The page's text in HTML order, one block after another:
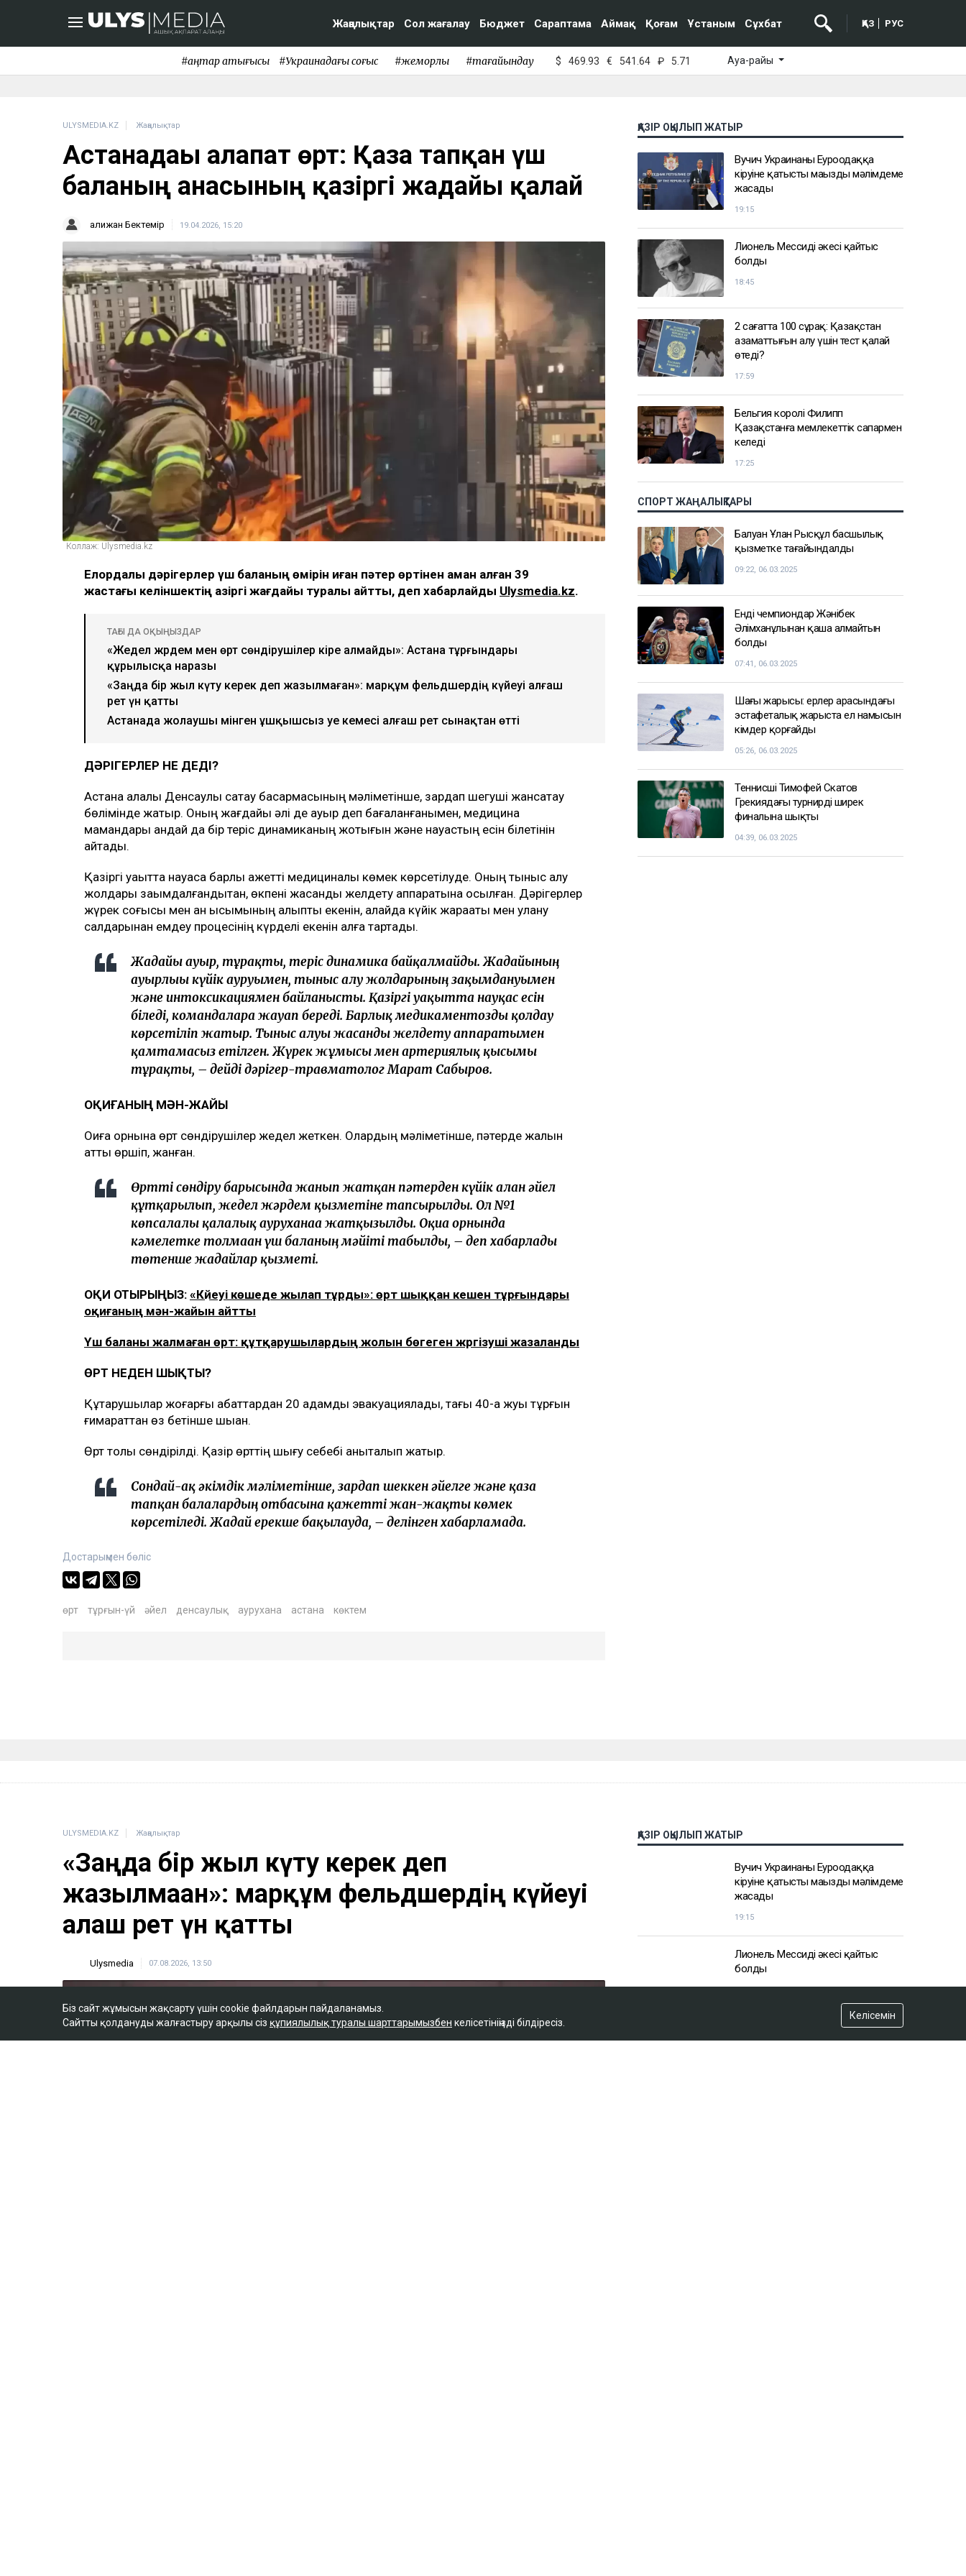
Жаңалықтар Сол жағалау Бюджет Сараптама Аймақ Қоғам Ұстаным Сұхбат ҚАЗ РУС
#қаңтар қақтығысы #Украинадағы соғыс #жемқорлық #тағайындау $ 469.93 € 541.64 ₽ 5.71 Ауа-райы
ULYSMEDIA.KZ Жаңалықтар
Астанадағы алапат өрт: Қаза тапқан үш
баланың анасының қазіргі жағдайы қалай
Қалижан Бектемір 19.04.2026, 15:20
Коллаж: Ulysmedia.kz
Елордалық дәрігерлер үш баланың өмірін қиған пәтер өртінен аман қалған 39
жастағы келіншектің қазіргі жағдайы туралы айтты, деп хабарлайды Ulysmedia.kz.
ТАҒЫ ДА ОҚЫҢЫЗДАР
«Жедел жәрдем мен өрт сөндірушілер кіре алмайды»: Астана тұрғындары
құрылысқа наразы
«Заңда бір жыл күту керек деп жазылмаған»: марқұм фельдшердің күйеуі алғаш
рет үн қатты
Астанада жолаушы мінген ұшқышсыз әуе кемесі алғаш рет сынақтан өтті
ДӘРІГЕРЛЕР НЕ ДЕДІ?
Астана қалалық Денсаулық сақтау басқармасының мәліметінше, зардап шегуші жансақтау
бөлімінде жатыр. Оның жағдайы әлі де ауыр деп бағаланғанымен, медицина
мамандары қандай да бір теріс динамиканың жоқтығын және науқастың есін білетінін
айтады.
Қазіргі уақытта науқасқа барлық қажетті медициналық көмек көрсетілуде. Оның тыныс алу
жолдары зақымдалғандықтан, өкпені жасанды желдету аппаратына қосылған. Дәрігерлер
жүрек соғысы мен қан қысымының қалыпты екенін, алайда күйік жарақаты мен улану
салдарынан емдеу процесінің күрделі екенін алға тартады.
Жағдайы ауыр, тұрақты, теріс динамика байқалмайды. Жағдайының
ауырлығы күйік ауруымен, тыныс алу жолдарының зақымдануымен
және интоксикациямен байланысты. Қазіргі уақытта науқас есін
біледі, командаларға жауап береді. Барлық медикаментозды қолдау
көрсетіліп жатыр. Тыныс алуы жасанды желдету аппаратымен
қамтамасыз етілген. Жүрек жұмысы мен артериялық қысымы
тұрақты, – дейді дәрігер-травматолог Марат Сабыров.
ОҚИҒАНЫҢ МӘН-ЖАЙЫ
Оқиға орнына өрт сөндірушілер жедел жеткен. Олардың мәліметінше, пәтерде жалын
қатты өршіп, жанған.
Өртті сөндіру барысында жанып жатқан пәтерден күйік алған әйел
құтқарылып, жедел жәрдем қызметіне тапсырылды. Ол №1
көпсалалы қалалық ауруханаға жатқызылды. Оқиға орнында
кәмелетке толмаған үш баланың мәйіті табылды, – деп хабарлады
төтенше жағдайлар қызметі.
ОҚИ ОТЫРЫҢЫЗ: «Күйеуі көшеде жылап тұрды»: өрт шыққан кешен тұрғындары
оқиғаның мән-жайын айтты
Үш баланы жалмаған өрт: құтқарушылардың жолын бөгеген жүргізуші жазаланды
ӨРТ НЕДЕН ШЫҚТЫ?
Құтқарушылар жоғарғы қабаттардан 20 адамды эвакуациялады, тағы 40-қа жуық тұрғын
ғимараттан өз бетінше шыққан.
Өрт толық сөндірілді. Қазір өрттің шығу себебі анықталып жатыр.
Сондай-ақ әкімдік мәліметінше, зардап шеккен әйелге және қаза
тапқан балалардың отбасына қажетті жан-жақты көмек
көрсетіледі. Жағдай ерекше бақылауда, – делінген хабарламада.
Достарыңмен бөліс
өрт тұрғын-үй әйел денсаулық аурухана астана көктем
ҚАЗІР ОҚЫЛЫП ЖАТЫР
Вучич Украинаның Еуроодаққа
кіруіне қатысты маңызды мәлімдеме
жасады
19:15
Лионель Мессидің әкесі қайтыс
болды
18:45
2 сағатта 100 сұрақ: Қазақстан
азаматтығын алу үшін тест қалай
өтеді?
17:59
Бельгия королі Филипп
Қазақстанға мемлекеттік сапармен
келеді
17:25
СПОРТ ЖАҢАЛЫҚТАРЫ
Балуан Ұлан Рысқұл басшылық
қызметке тағайындалды
09:22, 06.03.2025
Енді чемпиондар Жәнібек
Әлімханұлынан қаша алмайтын
болды
07:41, 06.03.2025
Шаңғы жарысы: ерлер арасындағы
эстафеталық жарыста ел намысын
кімдер қорғайды
05:26, 06.03.2025
Теннисші Тимофей Скатов
Грекиядағы турнирдің ширек
финалына шықты
04:39, 06.03.2025
Біз сайт жұмысын жақсарту үшін cookie файлдарын пайдаланамыз.
Сайтты қолдануды жалғастыру арқылы сіз құпиялылық туралы шарттарымызбен келісетініңізді білдіресіз.
Келісемін